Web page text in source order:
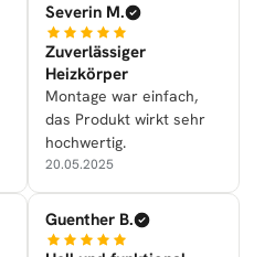
Severin M.
Zuverlässiger
Heizkörper
Montage war einfach,
das Produkt wirkt sehr
hochwertig.
20.05.2025
Guenther B.